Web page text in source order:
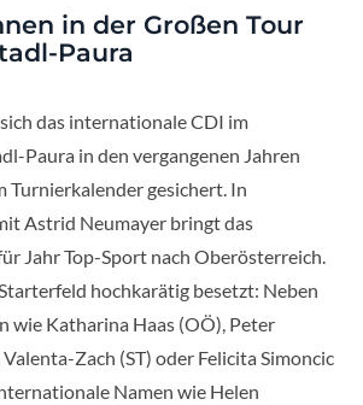
in der Großen Tour
Paura
das internationale CDI im
Paura in den vergangenen Jahren
Turnierkalender gesichert. In
Astrid Neumayer bringt das
Jahr Top-Sport nach Oberösterreich.
hochkarätig besetzt: Neben
wie Katharina Haas (OÖ), Peter
Zach (ST) oder Felicita Simoncic
Namen wie Helen